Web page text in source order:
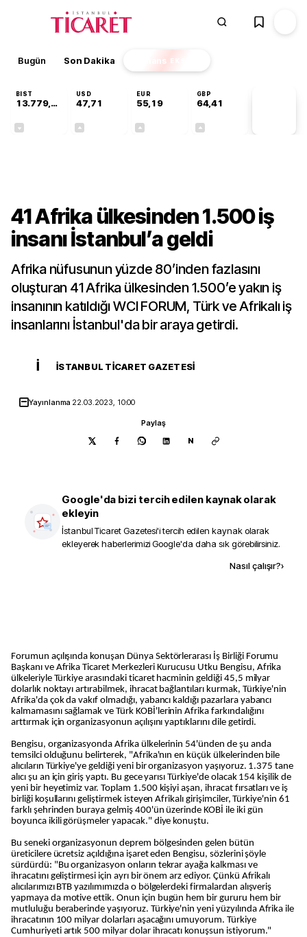
Bugün Son Dakika Finans EKSTRA
BIST
13.779,39
USD
47,71
EUR
55,19
GBP
64,41
41 Afrika ülkesinden 1.500 iş
insanı İstanbul’a geldi
Afrika nüfusunun yüzde 80’inden fazlasını
oluşturan 41 Afrika ülkesinden 1.500’e yakın iş
insanının katıldığı WCI FORUM, Türk ve Afrikalı iş
insanlarını İstanbul'da bir araya getirdi.
İ İSTANBUL TICARET GAZETESI
Yayınlanma 22.03.2023, 10:00
Paylaş
N
Google'da bizi tercih edilen kaynak olarak
ekleyin
İstanbul Ticaret Gazetesi'i tercih edilen kaynak olarak
ekleyerek haberlerimizi Google'da daha sık görebilirsiniz.
Nasıl çalışır?›
Forumun açılışında konuşan Dünya Sektörlerarası İş Birliği Forumu
Başkanı ve Afrika Ticaret Merkezleri Kurucusu Utku Bengisu, Afrika
ülkeleriyle Türkiye arasındaki ticaret hacminin geldiği 45,5 milyar
dolarlık noktayı artırabilmek, ihracat bağlantıları kurmak, Türkiye'nin
Afrika'da çok da vakıf olmadığı, yabancı kaldığı pazarlara yabancı
kalmamasını sağlamak ve Türk KOBİ'lerinin Afrika farkındalığını
arttırmak için organizasyonun açılışını yaptıklarını dile getirdi.
Bengisu, organizasyonda Afrika ülkelerinin 54'ünden de şu anda
temsilci olduğunu belirterek, "Afrika'nın en küçük ülkelerinden bile
alıcıların Türkiye'ye geldiği yeni bir organizasyon yaşıyoruz. 1.375 tane
alıcı şu an için giriş yaptı. Bu gece yarısı Türkiye'de olacak 154 kişilik de
yeni bir heyetimiz var. Toplam 1.500 kişiyi aşan, ihracat fırsatları ve iş
birliği koşullarını geliştirmek isteyen Afrikalı girişimciler, Türkiye'nin 61
farklı şehrinden buraya gelmiş 400'ün üzerinde KOBİ ile iki gün
boyunca ikili görüşmeler yapacak." diye konuştu.
Bu seneki organizasyonun deprem bölgesinden gelen bütün
üreticilere ücretsiz açıldığına işaret eden Bengisu, sözlerini şöyle
sürdürdü: "Bu organizasyon onların tekrar ayağa kalkması ve
ihracatını geliştirmesi için ayrı bir önem arz ediyor. Çünkü Afrikalı
alıcılarımızı BTB yazılımımızda o bölgelerdeki firmalardan alışveriş
yapmaya da motive ettik. Onun için bugün hem bir gururu hem bir
mutluluğu beraberinde yaşıyoruz. Türkiye'nin yeni yüzyılında Afrika ile
ihracatının 100 milyar dolarları aşacağını umuyorum. Türkiye
Cumhuriyeti artık 500 milyar dolar ihracatı konuşsun istiyorum."